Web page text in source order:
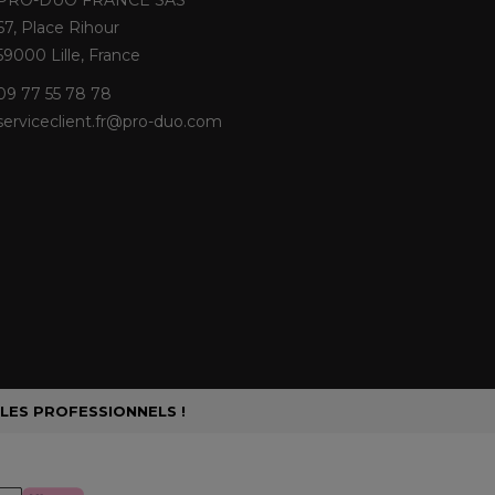
Place Rihour
Lille, France
77 55 78 78
duo.com
PROFESSIONNELS !